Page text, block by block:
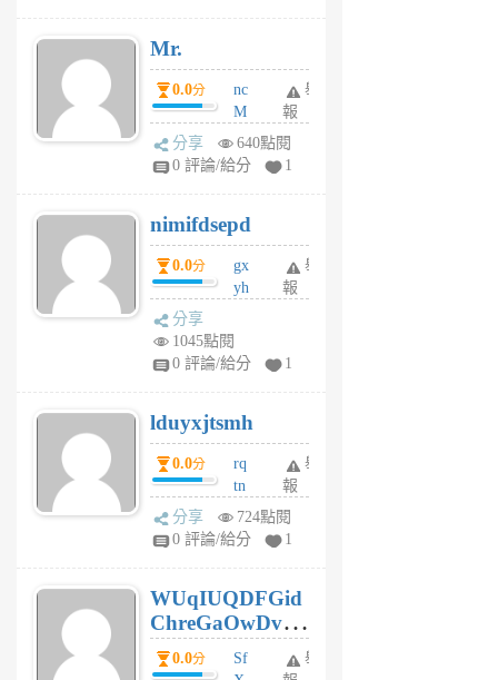
Mr.
0.0分
nc
M
U
F
U
5
個
月
舉
報
分享
640點閱
0 評論/給分
1
nimifdsepd
0.0分
gx
yh
jl
月
前
舉
報
分享
1045點閱
0 評論/給分
1
lduyxjtsmh
0.0分
rq
tn
jt
gl
個
月
前
舉
報
分享
724點閱
0 評論/給分
1
WUqIUQDFGid
ChreGaOwDv
dY0.0分
Sf
舉